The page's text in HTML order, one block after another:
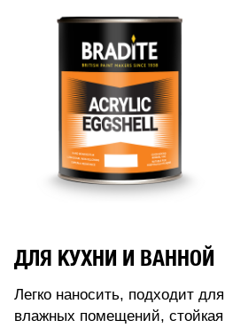
ДЛЯ КУХНИ И ВАННОЙ
Легко наносить, подходит для
влажных помещений, стойкая